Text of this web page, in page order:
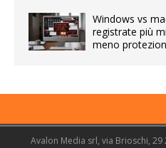
Windows vs
registrate più
meno
Avalon Media srl, via Brioschi, 29